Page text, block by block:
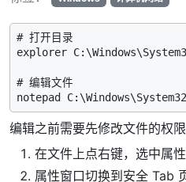
# 打开目录
explorer
# 编辑文件
编辑之前需要先修改文件的权限
在文件上点右键，选中属性
属性窗口切换到安全 Tab